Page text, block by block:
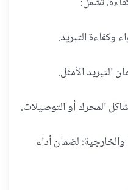
وكفاءة التبريد.
الأمثل.
المحرك أو التوصيلات.
لضمان أداء